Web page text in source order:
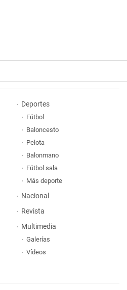
Deportes
Fútbol
Baloncesto
Pelota
Balonmano
Fútbol sala
Más deporte
Nacional
Revista
Multimedia
Galerías
Vídeos